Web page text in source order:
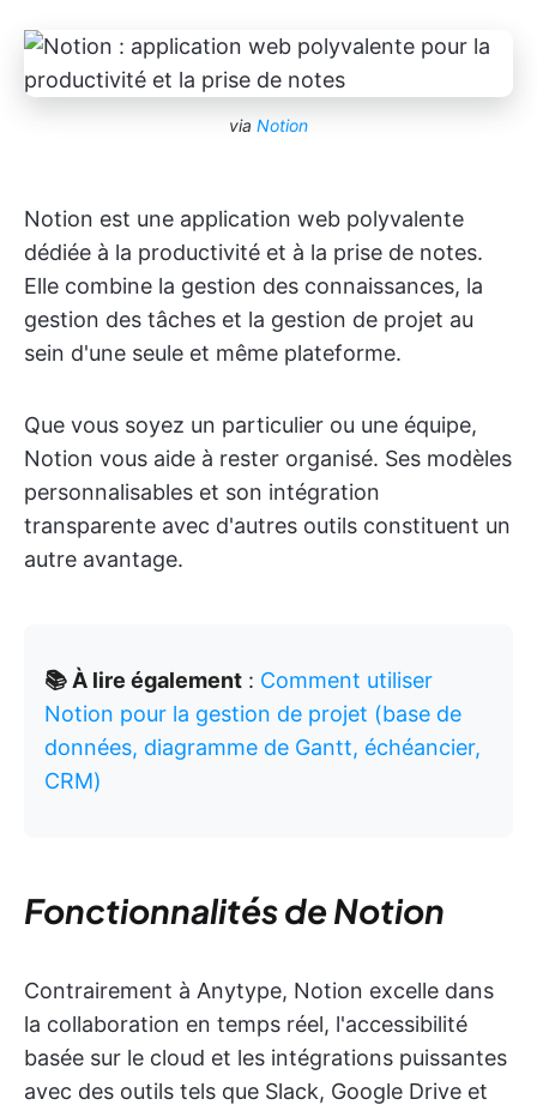
via Notion
Notion est une application web polyvalente
dédiée à la productivité et à la prise de notes.
Elle combine la gestion des connaissances, la
gestion des tâches et la gestion de projet au
sein d'une seule et même plateforme.
Que vous soyez un particulier ou une équipe,
Notion vous aide à rester organisé. Ses modèles
personnalisables et son intégration
transparente avec d'autres outils constituent un
autre avantage.
📚 À lire également : Comment utiliser
Notion pour la gestion de projet (base de
données, diagramme de Gantt, échéancier,
CRM)
Fonctionnalités de Notion
Contrairement à Anytype, Notion excelle dans
la collaboration en temps réel, l'accessibilité
basée sur le cloud et les intégrations puissantes
avec des outils tels que Slack, Google Drive et